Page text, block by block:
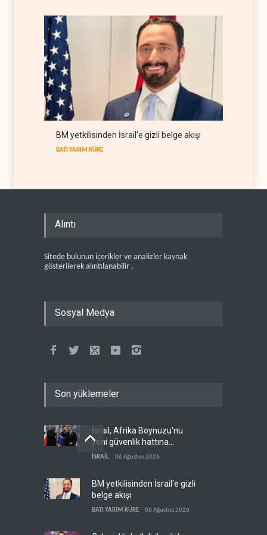
BM yetkilisinden İsrail'e gizli belge akışı
BATI YARIM KÜRE
Alıntı
Sitede bulunun içerikler ve analizler kaynak
gösterilerek alıntılanabilir .
Sosyal Medya
Son yüklemeler
İsrail, Afrika Boynuzu'nu
yeni güvenlik hattına
dönüştürüyor
İSRAİL 06 Ağustos 2026
BM yetkilisinden İsrail'e gizli
belge akışı
BATI YARIM KÜRE 06 Ağustos 2026